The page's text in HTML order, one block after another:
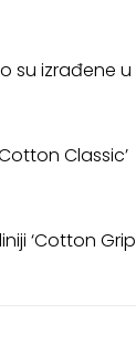
su izrađene
Classic’
‘Cotton